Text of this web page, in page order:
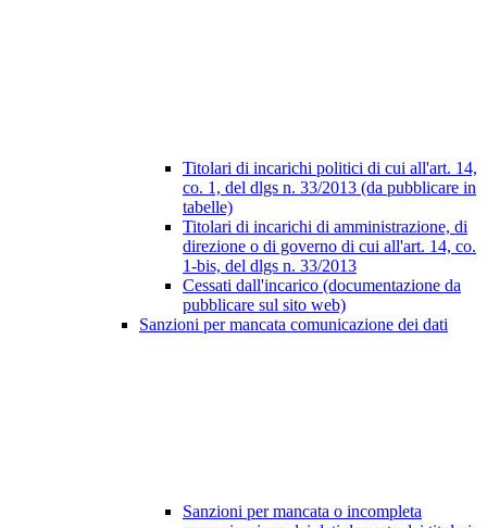
Titolari di incarichi politici di cui all'art. 14,
co. 1, del dlgs n. 33/2013 (da pubblicare in
tabelle)
Titolari di incarichi di amministrazione, di
direzione o di governo di cui all'art. 14, co.
1-bis, del dlgs n. 33/2013
Cessati dall'incarico (documentazione da
pubblicare sul sito web)
Sanzioni per mancata comunicazione dei dati
Sanzioni per mancata o incompleta